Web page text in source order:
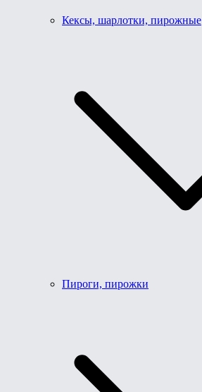
Кексы, шарлотки, пирожные
Пироги, пирожки